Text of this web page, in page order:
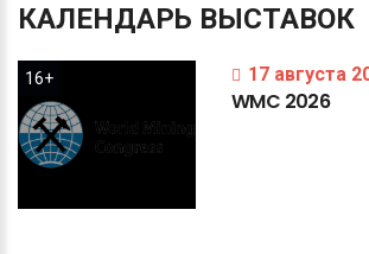
КАЛЕНДАРЬ ВЫСТАВОК
16+ 17 августа
WMC 2026